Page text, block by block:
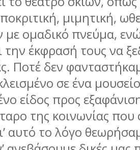
μιμητική,
με ομαδικό πνεύμα,
την έκφρασή τους να
Ποτέ δεν
σε ένα
είδος προς
της κοινωνίας που
αυτό το λόγο